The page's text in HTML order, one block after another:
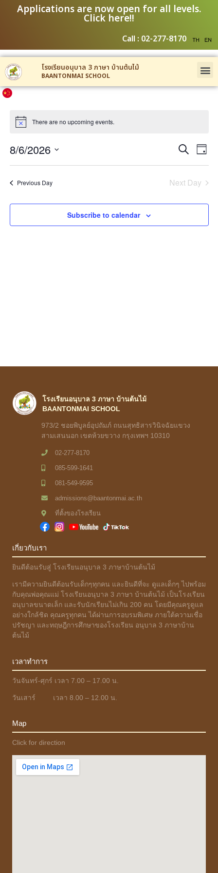
Applications are now open for all levels.
Click here!!
Call : 02-277-8170
โรงเรียนอนุบาล 3 ภาษา บ้านต้นไม้
BAANTONMAI SCHOOL
There are no upcoming events.
and
Search
Day
8/6/2026
date.
Previous Day Next Day
Subscribe to calendar
โรงเรียนอนุบาล 3 ภาษา บ้านต้นไม้
BAANTONMAI SCHOOL
973/2 ชอยพิบูลย์อุปถัมภ์ ถนนสุทธิสารวินิจฉัยแขวง
สามเสนนอก เขตห้วยขวาง กรุงเทพฯ 10310
02-277-8170
085-599-1641
081-549-9595
admissions@baantonmai.ac.th
ที่ตั้งของโรงเรียน
เกี่ยวกับเรา
ยินดีต้อนรับสู่ โรงเรียนอนุบาล 3 ภาษาบ้านต้นไม้
เรามีความยินดีต้อนรับเด็กๆทุกคน และยินดีที่จะ ดูแลเด็กๆ ไปพร้อม
กับคุณพ่อคุณแม่ โรงเรียนอนุบาล 3 ภาษา บ้านต้นไม้ เป็นโรงเรียน
อนุบาลขนาดเล็ก และรับนักเรียนไม่เกิน 200 คน โดยมีคุณครูดูแล
อย่างใกล้ชิด คุณครูทุกคน ได้ผ่านการอบรมพิเศษ ภายใต้ความเชื่อ
ปรัชญา และทฤษฎีการศึกษาของโรงเรียน อนุบาล 3 ภาษาบ้าน
ต้นไม้
เวลาทำการ
วันจันทร์-ศุกร์ เวลา 7.00 – 17.00 น.
วันเสาร์ เวลา 8.00 – 12.00 น.
Map
Click for direction